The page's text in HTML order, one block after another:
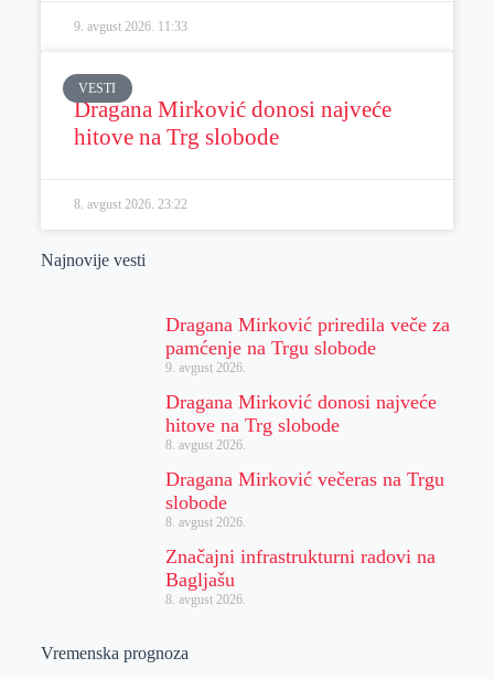
9. avgust 2026. 11:33
VESTI
Dragana Mirković donosi najveće
hitove na Trg slobode
8. avgust 2026. 23:22
Najnovije vesti
Dragana Mirković priredila veče za
pamćenje na Trgu slobode
9. avgust 2026.
Dragana Mirković donosi najveće
hitove na Trg slobode
8. avgust 2026.
Dragana Mirković večeras na Trgu
slobode
8. avgust 2026.
Značajni infrastrukturni radovi na
Bagljašu
8. avgust 2026.
Vremenska prognoza